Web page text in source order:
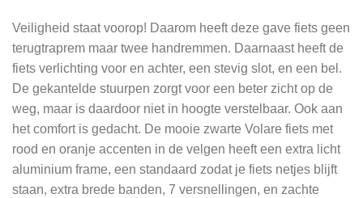
Veiligheid staat voorop! Daarom heeft deze gave fiets geen
terugtraprem maar twee handremmen. Daarnaast heeft de
fiets verlichting voor en achter, een stevig slot, en een bel.
De gekantelde stuurpen zorgt voor een beter zicht op de
weg, maar is daardoor niet in hoogte verstelbaar. Ook aan
het comfort is gedacht. De mooie zwarte Volare fiets met
rood en oranje accenten in de velgen heeft een extra licht
aluminium frame, een standaard zodat je fiets netjes blijft
staan, extra brede banden, 7 versnellingen, en zachte